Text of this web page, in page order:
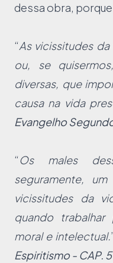
dessa obra, porque
“As vicissitudes
ou, se
diversas, que
causa na vida
Evangelho
“Os males
seguramente,
vicissitudes da
quando
moral e intelectual.
Espiritismo - CAP. 5